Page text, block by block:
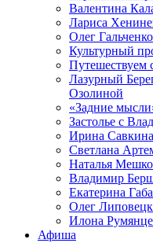
Валентина
Лариса
Олег Гальченко
Культурный
Путешествуем
Лазурный
Озолиной
«Задние
Застолье с
Ирина Савкина
Светлана
Наталья
Владимир
Екатерина
Олег
Илона
Афиша